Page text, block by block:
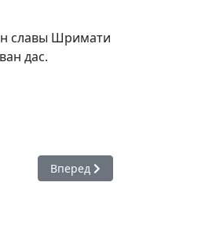
славы Шримати
дас.
Следующий: Радхаштами
Вперед